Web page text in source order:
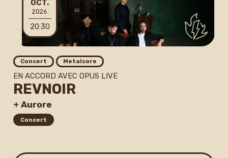
OCTOBRE
OCT.
2026
20:30
Concert Metalcore
EN ACCORD AVEC OPUS LIVE
REVNOIR
+ Aurore
Concert